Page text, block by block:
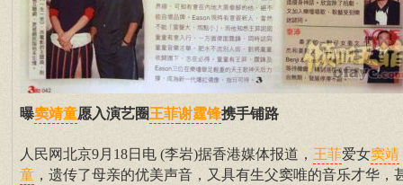
曝窦靖童愿入演艺圈王菲谢霆锋携手铺路
人民网北京9月18日电 (李岩)据香港媒体报道， 王菲爱女窦靖
童 ，遗传了母亲的优美声音，又具有生父窦唯的音乐才华，